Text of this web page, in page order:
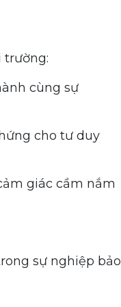
trường:
cùng sự
cho tư duy
giác cầm nắm
sự nghiệp bảo